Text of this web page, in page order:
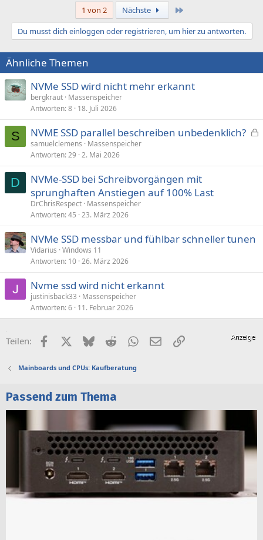
1 von 2 Nächste
Du musst dich einloggen oder registrieren, um hier zu antworten.
Ähnliche Themen
NVMe SSD wird nicht mehr erkannt
bergkraut Massenspeicher
Antworten 8 18. Juli 2026
S
p
NVME SSD parallel beschreiben unbedenklich?
samuelclemens
Massenspeicher
Antworten 29 2. Mai 2026
D
NVMe-SSD bei Schreibvorgängen mit
sprunghaften Anstiegen auf 100% Last
DrChrisRespect Massenspeicher
Antworten 45 23. März 2026
NVMe SSD messbar und fühlbar schneller tunen
Vidarius Windows 11
Antworten 10 26. März 2026
Nvme ssd wird nicht erkannt
justinisback33
Massenspeicher
Antworten 6 11. Februar 2026
Teilen: FacebookX (Twitter)
BlueskyRedditWhatsApp
E-MailLink
Mainboards und CPUs: Kaufberatung
Passend zum Thema